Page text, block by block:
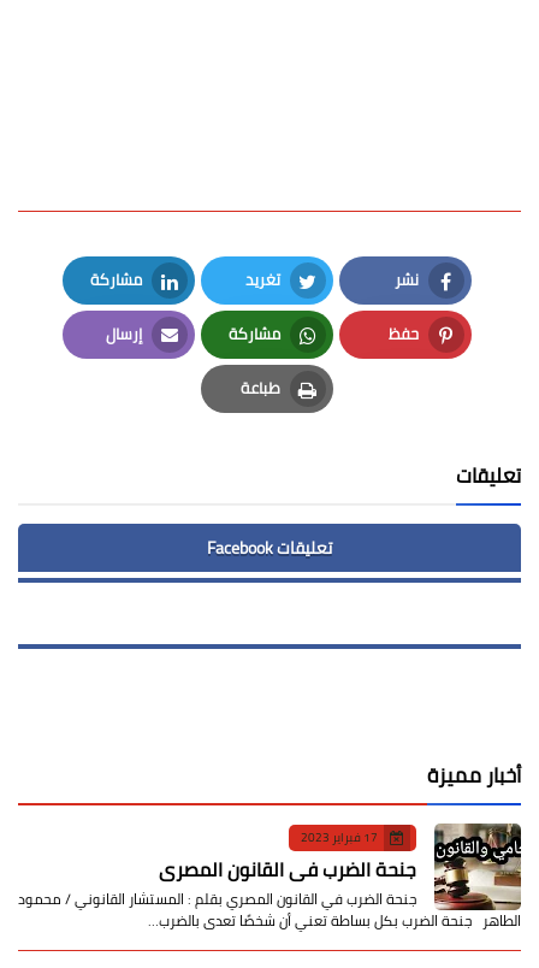
نشر
Facebook
تغريد
Twitter
مشاركة
LinkedIn
حفظ
Pinterest
مشاركة
Whatsapp
إرسال
Email
طباعة
Print
تعليقات
تعليقات Facebook
أخبار مميزة
17 فبراير 2023
جنحة الضرب في القانون المصري
جنحة الضرب في القانون المصري بقلم : المستشار القانوني / محمود
الطاهر جنحة الضرب بكل بساطة تعني أن شخصًا تعدى بالضرب…